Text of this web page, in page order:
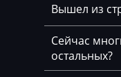
Caterpillar
CFMoto
Challenger
Вышел из
Сейчас
остальных?